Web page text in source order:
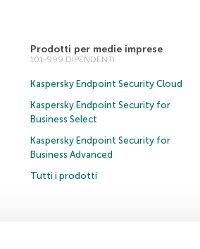
Prodotti per medie imprese
101-999 DIPENDENTI
Kaspersky Endpoint Security Cloud
Kaspersky Endpoint Security for
Business Select
Kaspersky Endpoint Security for
Business Advanced
Tutti i prodotti